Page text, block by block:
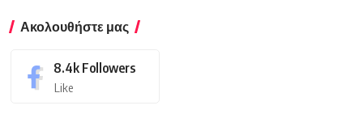
Ακολουθήστε μας
8.4k Followers
Like